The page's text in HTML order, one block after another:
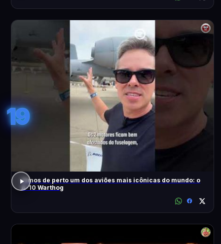
19
Vimos de perto um dos aviões mais icônicas do mundo: o
A-10 Warthog